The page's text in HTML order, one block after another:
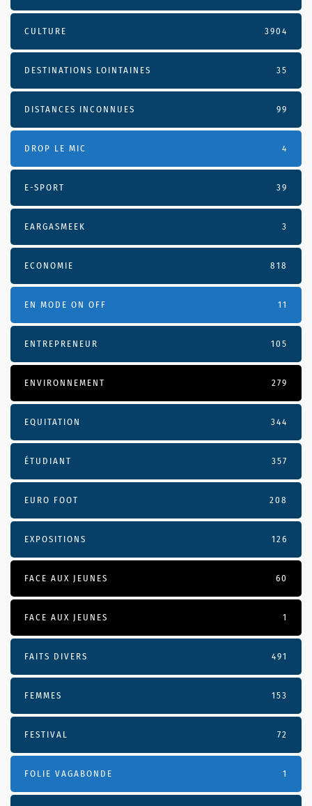
CULTURE 3904
DESTINATIONS LOINTAINES 35
DISTANCES INCONNUES 99
DROP LE MIC 4
E-SPORT 39
EARGASMEEK 3
ECONOMIE 818
EN MODE ON OFF 11
ENTREPRENEUR 105
ENVIRONNEMENT 279
EQUITATION 344
ÉTUDIANT 357
EURO FOOT 208
EXPOSITIONS 126
FACE AUX JEUNES 60
FACE AUX JEUNES 1
FAITS DIVERS 491
FEMMES 153
FESTIVAL 72
FOLIE VAGABONDE 1